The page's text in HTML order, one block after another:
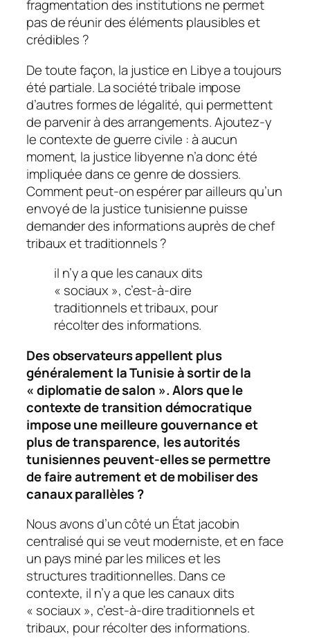
fragmentation des institutions ne permet
pas de réunir des éléments plausibles et
crédibles ?
De toute façon, la justice en Libye a toujours
été partiale. La société tribale impose
d’autres formes de légalité, qui permettent
de parvenir à des arrangements. Ajoutez-y
le contexte de guerre civile : à aucun
moment, la justice libyenne n’a donc été
impliquée dans ce genre de dossiers.
Comment peut-on espérer par ailleurs qu’un
envoyé de la justice tunisienne puisse
demander des informations auprès de chef
tribaux et traditionnels ?
il n’y a que les canaux dits
« sociaux », c’est-à-dire
traditionnels et tribaux, pour
récolter des informations.
Des observateurs appellent plus
généralement la Tunisie à sortir de la
« diplomatie de salon ». Alors que le
contexte de transition démocratique
impose une meilleure gouvernance et
plus de transparence, les autorités
tunisiennes peuvent-elles se permettre
de faire autrement et de mobiliser des
canaux parallèles ?
Nous avons d’un côté un État jacobin
centralisé qui se veut moderniste, et en face
un pays miné par les milices et les
structures traditionnelles. Dans ce
contexte, il n’y a que les canaux dits
« sociaux », c’est-à-dire traditionnels et
tribaux, pour récolter des informations.